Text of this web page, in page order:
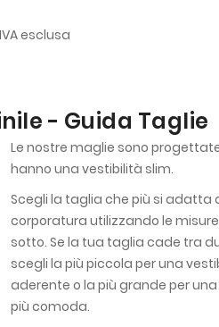
esclusa
- Guida Taglie
Le nostre maglie sono
hanno una vestibilità slim.
Scegli la taglia che più si adatta
corporatura utilizzando le
sotto. Se la tua taglia cade tra
scegli la più piccola per una
aderente o la più grande per
più comoda.